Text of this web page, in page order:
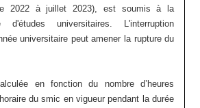
2022 à juillet 2023), est soumis à la
d'études universitaires. L'interruption
universitaire peut amener la rupture du
en fonction du nombre d’heures
du smic en vigueur pendant la durée